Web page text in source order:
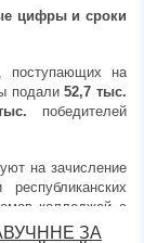
цифры и сроки
поступающих на
подали52,7 тыс.
победителей
на зачисление
колледжей с
классов и
ЗА